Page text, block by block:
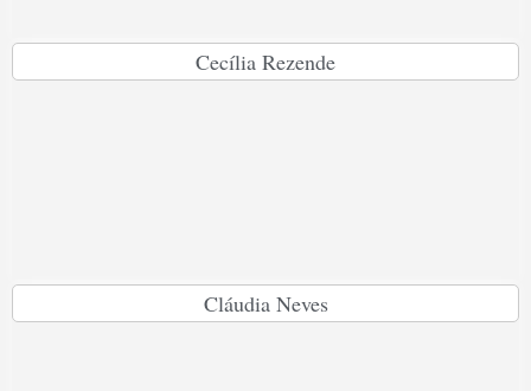
Cecília Rezende
Cláudia Neves